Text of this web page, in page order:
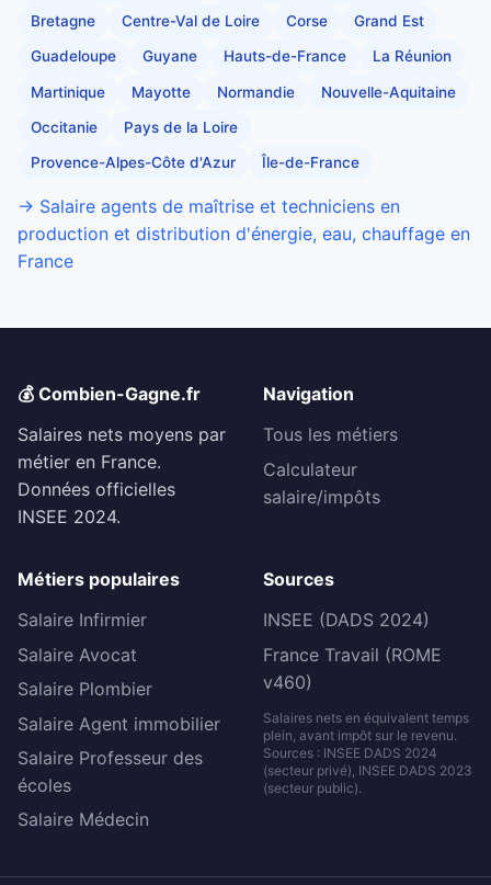
Bretagne Centre-Val de Loire Corse Grand Est
Guadeloupe Guyane Hauts-de-France La Réunion
Martinique Mayotte Normandie Nouvelle-Aquitaine
Occitanie Pays de la Loire
Provence-Alpes-Côte d'Azur Île-de-France
→ Salaire agents de maîtrise et techniciens en
production et distribution d'énergie, eau, chauffage en
France
💰 Combien-Gagne.fr
Salaires nets moyens par
métier en France.
Données officielles
INSEE 2024.
Navigation
Tous les métiers
Calculateur
salaire/impôts
Métiers populaires
Salaire Infirmier
Salaire Avocat
Salaire Plombier
Salaire Agent immobilier
Salaire Professeur des
écoles
Salaire Médecin
Sources
INSEE (DADS 2024)
France Travail (ROME
v460)
Salaires nets en équivalent temps
plein, avant impôt sur le revenu.
Sources : INSEE DADS 2024
(secteur privé), INSEE DADS 2023
(secteur public).